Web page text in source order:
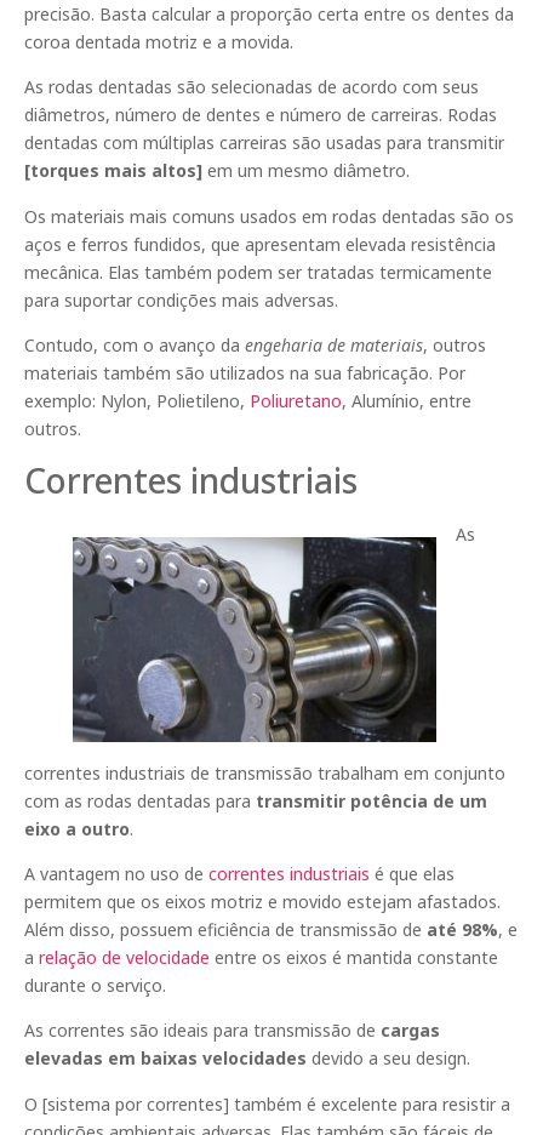
precisão. Basta calcular a proporção certa entre os dentes da
coroa dentada motriz e a movida.
As rodas dentadas são selecionadas de acordo com seus
diâmetros, número de dentes e número de carreiras. Rodas
dentadas com múltiplas carreiras são usadas para transmitir
[torques mais altos] em um mesmo diâmetro.
Os materiais mais comuns usados em rodas dentadas são os
aços e ferros fundidos, que apresentam elevada resistência
mecânica. Elas também podem ser tratadas termicamente
para suportar condições mais adversas.
Contudo, com o avanço da engeharia de materiais, outros
materiais também são utilizados na sua fabricação. Por
exemplo: Nylon, Polietileno, Poliuretano, Alumínio, entre
outros.
Correntes industriais
As
correntes industriais de transmissão trabalham em conjunto
com as rodas dentadas para transmitir potência de um
eixo a outro.
A vantagem no uso de correntes industriais é que elas
permitem que os eixos motriz e movido estejam afastados.
Além disso, possuem eficiência de transmissão de até 98%, e
a relação de velocidade entre os eixos é mantida constante
durante o serviço.
As correntes são ideais para transmissão de cargas
elevadas em baixas velocidades devido a seu design.
O [sistema por correntes] também é excelente para resistir a